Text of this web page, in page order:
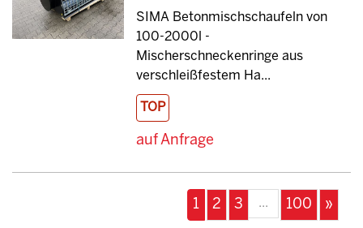
SIMA Betonmischschaufeln von
100-2000l -
Mischerschneckenringe aus
verschleißfestem Ha...
TOP
auf Anfrage
1 2 3 ... 100 »